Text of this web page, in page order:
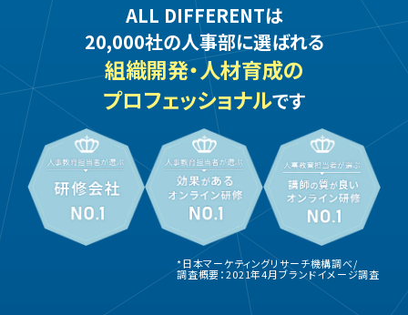
ALL DIFFERENTは
20,000社の人事部に選ばれる
組織開発・人材育成の
プロフェッショナルです
*日本マーケティングリサーチ機構調べ/
調査概要：2021年4月ブランドイメージ調査